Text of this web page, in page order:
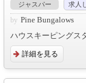
ジャスパー 求人
Pine Bungalows
ハウスキーピングス
詳細を見る